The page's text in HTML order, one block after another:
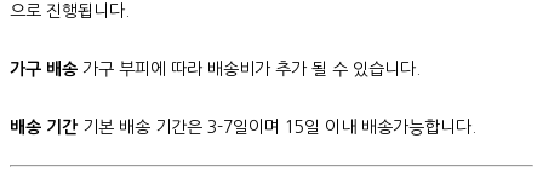
으로 진행됩니다.
가구 배송 가구 부피에 따라 배송비가 추가 될 수 있습니다.
배송 기간 기본 배송 기간은 3-7일이며 15일 이내 배송가능합니다.